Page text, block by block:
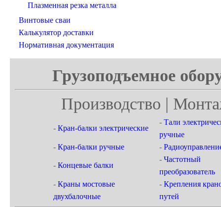
Плазменная резка металла
Винтовые сваи
Калькулятор доставки
Нормативная документация
Грузоподъемное
Производство |
- Кран-балки электрические
- Тали
ручные
- Кран-балки ручные -
- Концевые балки
- Частотный
преобразователь
- Краны мостовые
двухбалочные
- Крепления
путей